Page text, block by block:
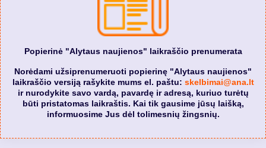
Popierinė "Alytaus naujienos" laikraščio prenumerata
Norėdami užsiprenumeruoti popierinę "Alytaus naujienos"
laikraščio versiją rašykite mums el. paštu: skelbimai@ana.lt
ir nurodykite savo vardą, pavardę ir adresą, kuriuo turėtų
būti pristatomas laikraštis. Kai tik gausime jūsų laišką,
informuosime Jus dėl tolimesnių žingsnių.